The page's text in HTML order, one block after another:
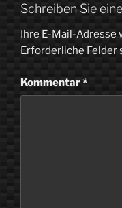
Schreiben Sie
Ihre E-Mail-
Erforderliche Felder
Kommentar*